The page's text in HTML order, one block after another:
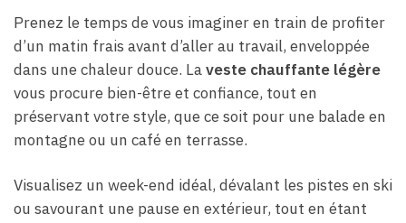
Prenez le temps de vous imaginer en train de profiter
d’un matin frais avant d’aller au travail, enveloppée
dans une chaleur douce. Laveste chauffante légère
vous procure bien-être et confiance, tout en
préservant votre style, que ce soit pour une balade en
montagne ou un café en terrasse.
Visualisez un week-end idéal, dévalant les pistes en ski
ou savourant une pause en extérieur, tout en étant